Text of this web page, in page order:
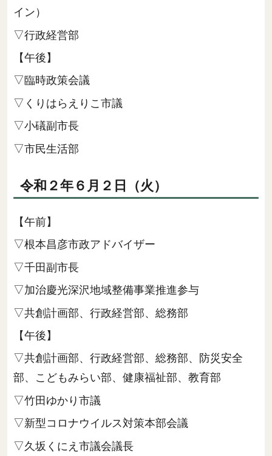
イン）
▽行政経営部
【午後】
▽臨時政策会議
▽くりはらえりこ市議
▽小礒副市長
▽市民生活部
令和２年６月２日（火）
【午前】
▽根本昌彦市政アドバイザー
▽千田副市長
▽加治慶光深沢地域整備事業推進参与
▽共創計画部、行政経営部、総務部
【午後】
▽共創計画部、行政経営部、総務部、防災安全
部、こどもみらい部、健康福祉部、教育部
▽竹田ゆかり市議
▽新型コロナウイルス対策本部会議
▽久坂くにえ市議会議長